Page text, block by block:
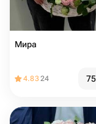
Мира
4.8324